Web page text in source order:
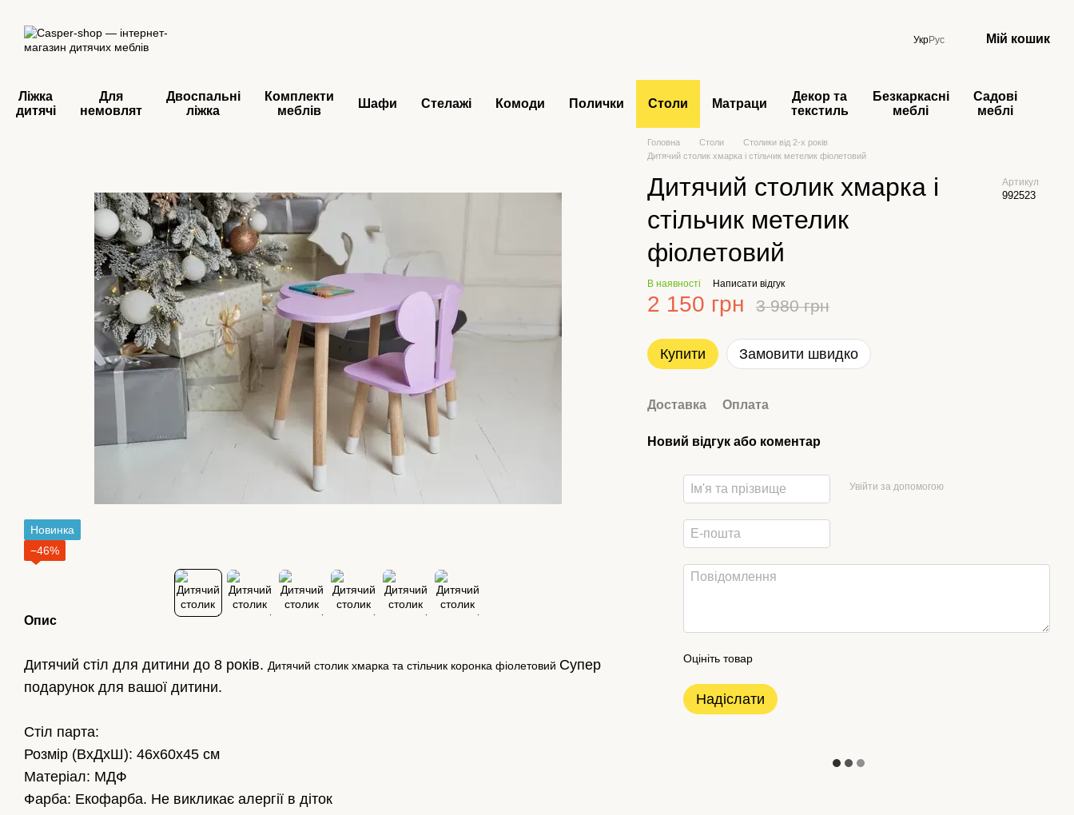
УкрРус Мій кошик
Ліжка
дитячі
Для
немовлят
Двоспальні
ліжка
Комплекти
меблів
Шафи Стелажі Комоди Полички Столи Матраци
Декор та
текстиль
Безкаркасні
меблі
Садові
меблі
Новинка
−46%
Опис
Дитячий стіл для дитини до 8 років. Дитячий столик хмарка та стільчик коронка фіолетовий Супер
подарунок для вашої дитини.
Стіл парта:
Розмір (ВхДхШ): 46х60х45 см
Матеріал: МДФ
Фарба: Екофарба. Не викликає алергії в діток
Головна Столи
Столики від 2-х років
Дитячий столик хмарка і стільчик метелик фіолетовий
Дитячий столик хмарка і
стільчик метелик
фіолетовий
Артикул
992523
В наявності Написати відгук
2 150 грн 3 980 грн
Купити Замовити швидко
Доставка Оплата
Новий відгук або коментар
Увійти за допомогою
Оцініть товар
Надіслати